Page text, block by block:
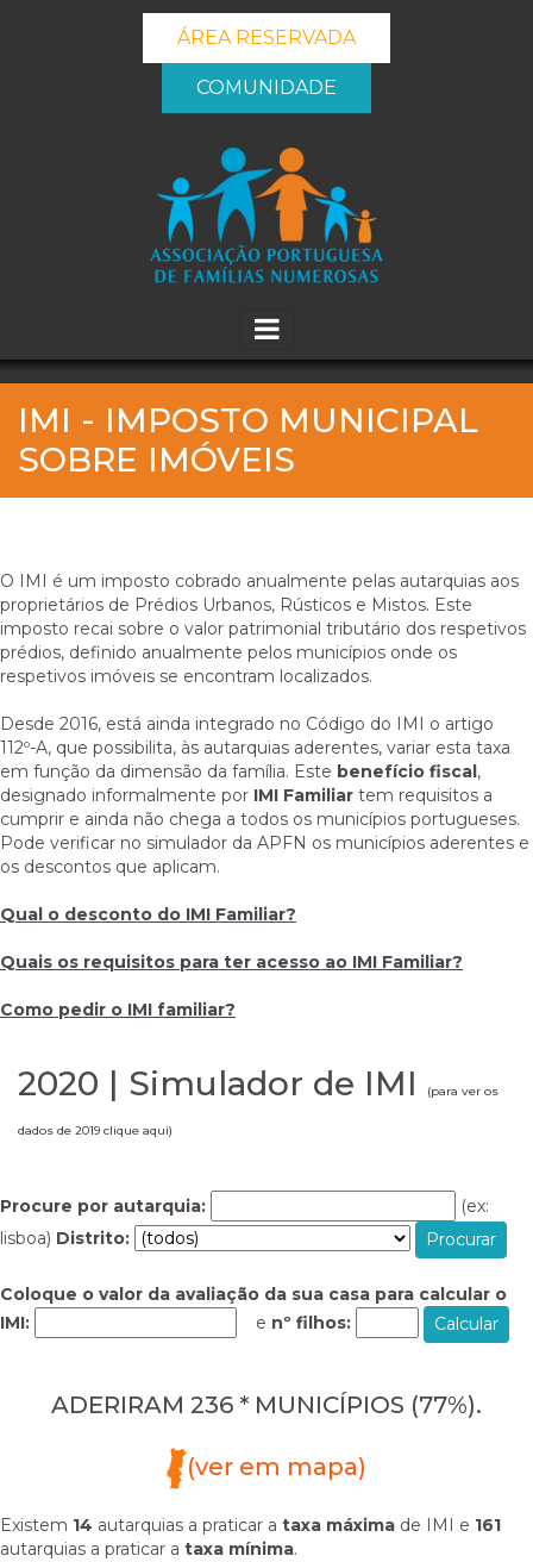
ÁREA RESERVADA
COMUNIDADE
_banner_me_
IMI - IMPOSTO MUNICIPAL
SOBRE IMÓVEIS
O IMI é um imposto cobrado anualmente pelas autarquias aos
proprietários de Prédios Urbanos, Rústicos e Mistos. Este
imposto recai sobre o valor patrimonial tributário dos respetivos
prédios, definido anualmente pelos municípios onde os
respetivos imóveis se encontram localizados.
Desde 2016, está ainda integrado no Código do IMI o artigo
112º-A, que possibilita, às autarquias aderentes, variar esta taxa
em função da dimensão da família. Este benefício fiscal,
designado informalmente por IMI Familiar tem requisitos a
cumprir e ainda não chega a todos os municípios portugueses.
Pode verificar no simulador da APFN os municípios aderentes e
os descontos que aplicam.
Qual o desconto do IMI Familiar?
Quais os requisitos para ter acesso ao IMI Familiar?
Como pedir o IMI familiar?
2020 | Simulador de IMI (para ver os
dados de 2019 clique aqui)
Procure por autarquia:
(ex:
lisboa) Distrito:
Coloque o valor da avaliação da sua casa para calcular o
IMI:
e nº filhos:
ADERIRAM 236 * MUNICÍPIOS (77%).
(ver em mapa)
Existem 14 autarquias a praticar a taxa máxima de IMI e 161
autarquias a praticar a taxa mínima.